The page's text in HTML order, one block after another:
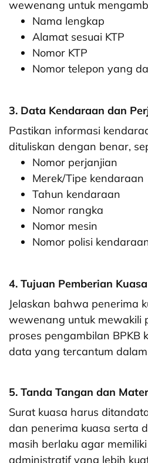
wewenang untuk
Nama lengkap
Alamat sesuai KTP
Nomor KTP
Nomor telepon yang
3. Data Kendaraan dan
Pastikan informasi
dituliskan dengan benar,
Nomor perjanjian
Merek/Tipe kendaraan
Tahun kendaraan
Nomor rangka
Nomor mesin
Nomor polisi
4. Tujuan Pemberian Kuasa
Jelaskan bahwa penerima
wewenang untuk mewakili
proses pengambilan BPKB
data yang tercantum
5. Tanda Tangan dan
Surat kuasa harus
dan penerima kuasa serta
masih berlaku agar
administratif yang lebih